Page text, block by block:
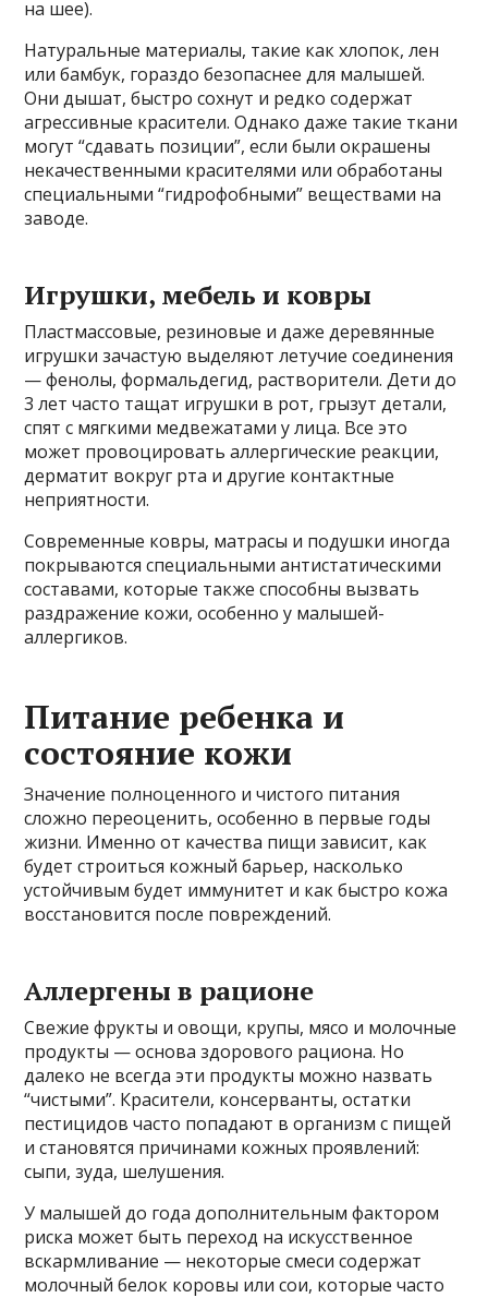
на шее).
Натуральные материалы, такие как хлопок, лен
или бамбук, гораздо безопаснее для малышей.
Они дышат, быстро сохнут и редко содержат
агрессивные красители. Однако даже такие ткани
могут “сдавать позиции”, если были окрашены
некачественными красителями или обработаны
специальными “гидрофобными” веществами на
заводе.
Игрушки, мебель и ковры
Пластмассовые, резиновые и даже деревянные
игрушки зачастую выделяют летучие соединения
— фенолы, формальдегид, растворители. Дети до
3 лет часто тащат игрушки в рот, грызут детали,
спят с мягкими медвежатами у лица. Все это
может провоцировать аллергические реакции,
дерматит вокруг рта и другие контактные
неприятности.
Современные ковры, матрасы и подушки иногда
покрываются специальными антистатическими
составами, которые также способны вызвать
раздражение кожи, особенно у малышей-
аллергиков.
Питание ребенка и
состояние кожи
Значение полноценного и чистого питания
сложно переоценить, особенно в первые годы
жизни. Именно от качества пищи зависит, как
будет строиться кожный барьер, насколько
устойчивым будет иммунитет и как быстро кожа
восстановится после повреждений.
Аллергены в рационе
Свежие фрукты и овощи, крупы, мясо и молочные
продукты — основа здорового рациона. Но
далеко не всегда эти продукты можно назвать
“чистыми”. Красители, консерванты, остатки
пестицидов часто попадают в организм с пищей
и становятся причинами кожных проявлений:
сыпи, зуда, шелушения.
У малышей до года дополнительным фактором
риска может быть переход на искусственное
вскармливание — некоторые смеси содержат
молочный белок коровы или сои, которые часто